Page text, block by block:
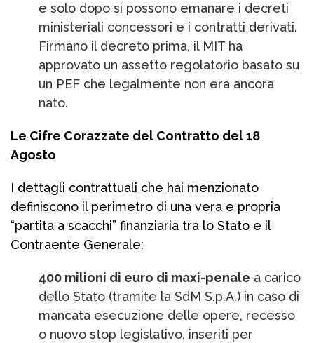
e solo dopo si possono emanare i decreti
ministeriali concessori e i contratti derivati.
Firmano il decreto prima, il MIT ha
approvato un assetto regolatorio basato su
un PEF che legalmente non era ancora
nato.
Le Cifre Corazzate del Contratto del 18
Agosto
I dettagli contrattuali che hai menzionato
definiscono il perimetro di una vera e propria
“partita a scacchi” finanziaria tra lo Stato e il
Contraente Generale:
400 milioni di euro di maxi-penale a carico
dello Stato (tramite la SdM S.p.A.) in caso di
mancata esecuzione delle opere, recesso
o nuovo stop legislativo, inseriti per